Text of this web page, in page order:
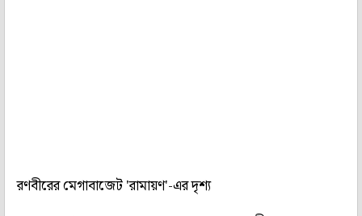
রণবীরের মেগাবাজেট 'রামায়ণ'-এর দৃশ্য